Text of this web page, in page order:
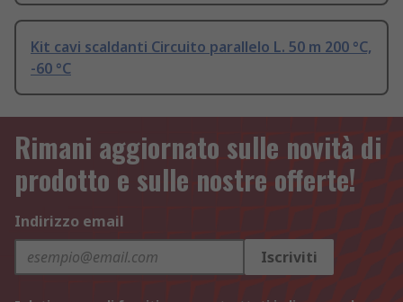
Kit cavi scaldanti Circuito parallelo L. 50 m 200 °C,
-60 °C
Rimani aggiornato sulle novità di
prodotto e sulle nostre offerte!
Indirizzo email
Iscriviti